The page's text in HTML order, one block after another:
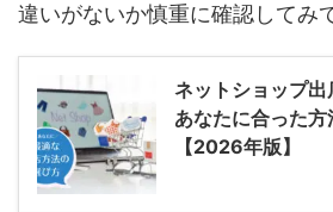
違いがないか慎重に確認してみ
ネットショップ出
あなたに合った
【2026年版】